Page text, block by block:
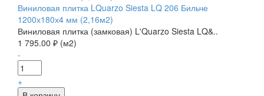
Виниловая плитка LQuarzo Siesta LQ 206 Бильче
1200х180х4 мм (2,16м2)
Виниловая плитка (замковая) L'Quarzo Siesta LQ&..
1 795.00 ₽ (м2)
-
+